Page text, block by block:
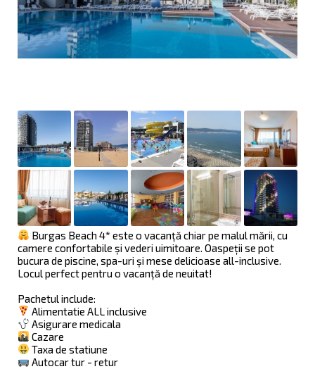
Burgas Beach 4* este o vacanță chiar pe malul mării, cu
camere confortabile și vederi uimitoare. Oaspeții se pot
bucura de piscine, spa-uri și mese delicioase all-inclusive.
Locul perfect pentru o vacanță de neuitat!
Pachetul include:
Alimentatie ALL inclusive
Asigurare medicala
Cazare
Taxa de statiune
Autocar tur - retur